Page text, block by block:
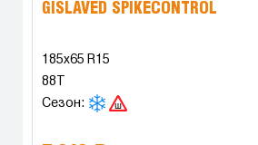
GISLAVED SPIKECONTROL
185x65 R15
88T
Сезон: